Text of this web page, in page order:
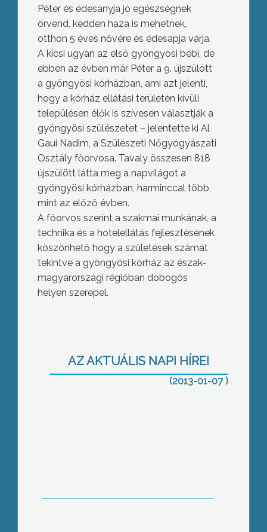
Péter és édesanyja jó egészségnek
örvend, kedden haza is mehetnek,
otthon 5 éves nővére és édesapja várja.
A kicsi ugyan az első gyöngyösi bébi, de
ebben az évben már Péter a 9. újszülött
a gyöngyösi kórházban, ami azt jelenti,
hogy a kórház ellátási területén kívüli
településen élők is szívesen választják a
gyöngyösi szülészetet – jelentette ki Al
Gaui Nadim, a Szülészeti Nőgyógyászati
Osztály főorvosa. Tavaly összesen 818
újszülött látta meg a napvilágot a
gyöngyösi kórházban, harminccal több,
mint az előző évben.
A főorvos szerint a szakmai munkának, a
technika és a hotelellátás fejlesztésének
köszönhető hogy a születések számát
tekintve a gyöngyösi kórház az észak-
magyarországi régióban dobogós
helyen szerepel.
AZ AKTUÁLIS NAPI HÍREI
(2013-01-07 )